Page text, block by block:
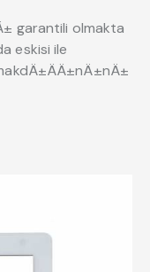
garantili olmakta
eskisi ile